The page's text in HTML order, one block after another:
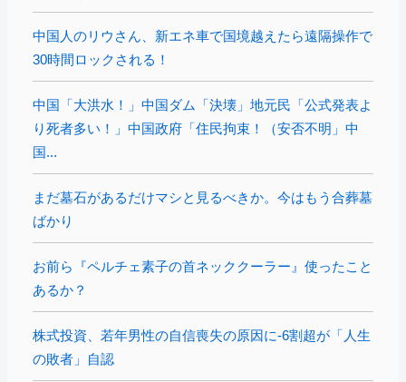
中国人のリウさん、新エネ車で国境越えたら遠隔操作で
30時間ロックされる！
中国「大洪水！」中国ダム「決壊」地元民「公式発表よ
り死者多い！」中国政府「住民拘束！（安否不明」中
国...
まだ墓石があるだけマシと見るべきか。今はもう合葬墓
ばかり
お前ら『ペルチェ素子の首ネッククーラー』使ったこと
あるか？
株式投資、若年男性の自信喪失の原因に-6割超が「人生
の敗者」自認